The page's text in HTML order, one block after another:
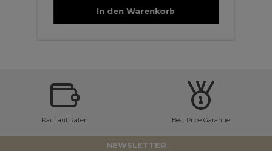
In den Warenkorb
Kauf auf Raten Best Price Garantie
NEWSLETTER